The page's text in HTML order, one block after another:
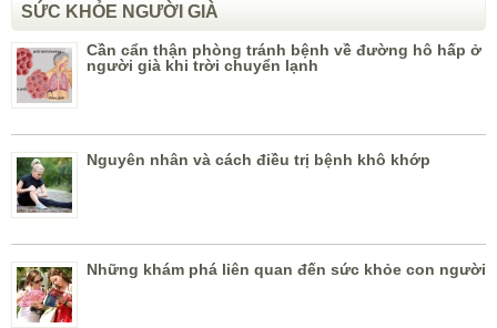
SỨC KHỎE NGƯỜI GIÀ
Cần cẩn thận phòng tránh bệnh về đường hô hấp ở
người già khi trời chuyển lạnh
Nguyên nhân và cách điều trị bệnh khô khớp
Những khám phá liên quan đến sức khỏe con người